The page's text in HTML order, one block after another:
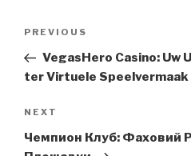
Previous
Post
PREVIOUS
VegasHero Casino: Uw
ter Virtuele Speelvermaak
Next
Post
NEXT
Чемпион Клуб: Фаховий